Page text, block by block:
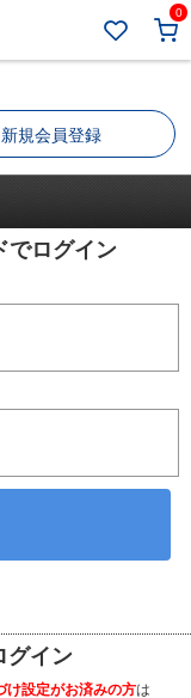
0
新規会員登録
でログイン
グイン
け設定がお済みの方は